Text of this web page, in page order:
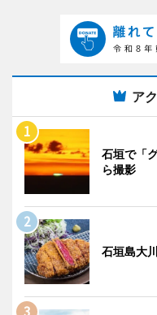
ア
石垣で「
ら撮影
石垣島大